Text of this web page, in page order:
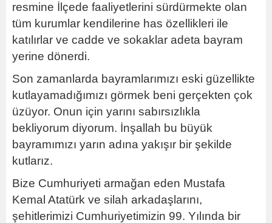
resmine İlçede faaliyetlerini sürdürmekte olan
tüm kurumlar kendilerine has özellikleri ile
katılırlar ve cadde ve sokaklar adeta bayram
yerine dönerdi.
Son zamanlarda bayramlarımızı eski güzellikte
kutlayamadığımızı görmek beni gerçekten çok
üzüyor. Onun için yarını sabırsızlıkla
bekliyorum diyorum. İnşallah bu büyük
bayramımızı yarın adına yakışır bir şekilde
kutlarız.
Bize Cumhuriyeti armağan eden Mustafa
Kemal Atatürk ve silah arkadaşlarını,
şehitlerimizi Cumhuriyetimizin 99. Yılında bir